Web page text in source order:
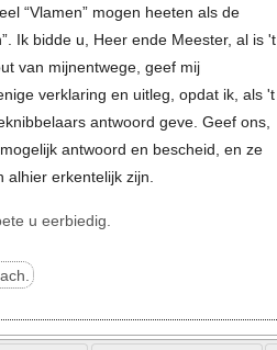
“Vlamen” mogen heeten als de
Ik bidde u, Heer ende Meester, al is 't
van mijnentwege, geef mij
verklaring en uitleg, opdat ik, als 't
antwoord geve. Geef ons,
antwoord en bescheid, en ze
alhier erkentelijk zijn.
u eerbiedig.